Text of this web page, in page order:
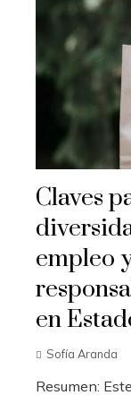
Claves
empleo
en
Sofía Aranda
Resumen: